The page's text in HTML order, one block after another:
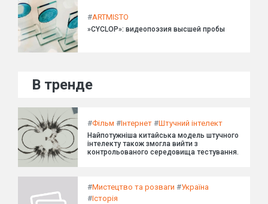
#ARTMISTO
»CYCLOP»: видеопоэзия высшей пробы
В тренде
#Фільм #Інтернет #Штучний інтелект
Найпотужніша китайська модель штучного
інтелекту також змогла вийти з
контрольованого середовища тестування.
#Мистецтво та розваги #Україна
#Історія